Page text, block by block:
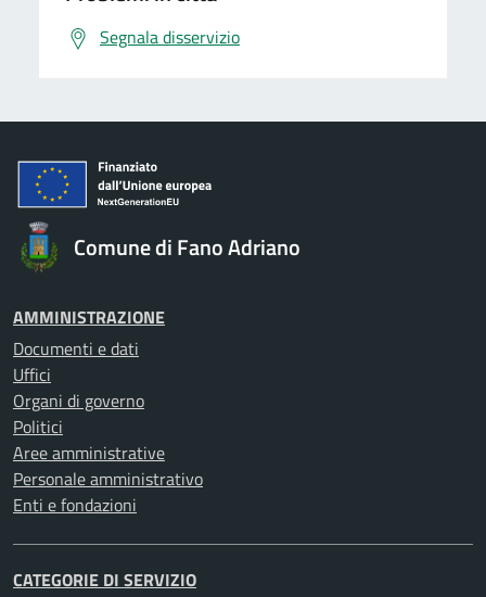
Segnala disservizio
Comune di Fano Adriano
AMMINISTRAZIONE
Documenti e dati
Uffici
Organi di governo
Politici
Aree amministrative
Personale amministrativo
Enti e fondazioni
CATEGORIE DI SERVIZIO